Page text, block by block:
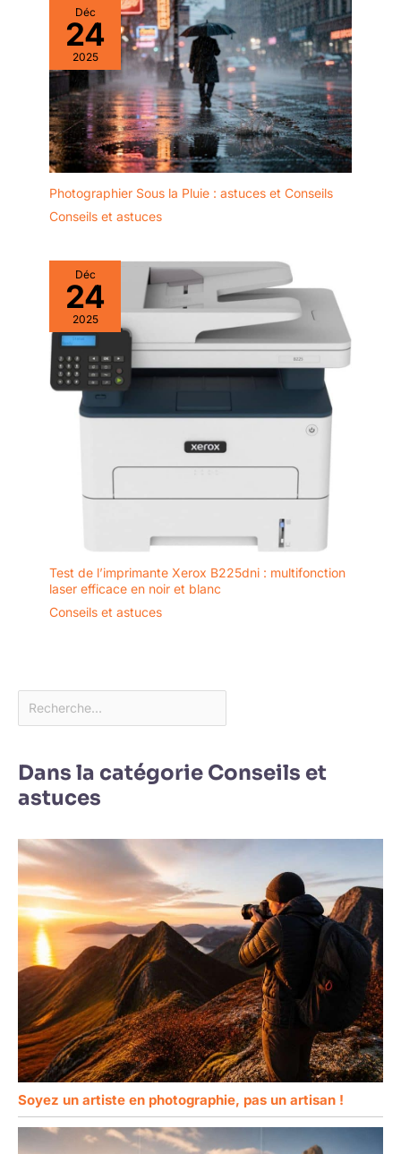
Déc
24
2025
Photographier Sous la Pluie : astuces et Conseils
Conseils et astuces
Déc
24
2025
Test de l’imprimante Xerox B225dni : multifonction
laser efficace en noir et blanc
Conseils et astuces
Dans la catégorie Conseils et
astuces
Soyez un artiste en photographie, pas un artisan !